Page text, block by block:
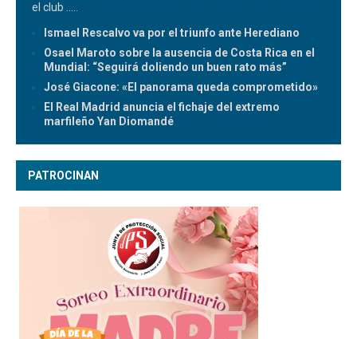
el club .....
Ismael Rescalvo va por el triunfo ante Herediano
Osael Maroto sobre la ausencia de Costa Rica en el
Mundial: “Seguirá doliendo un buen rato más”
José Giacone: «El panorama queda comprometido»
El Real Madrid anuncia el fichaje del extremo
marfileño Yan Diomandé
PATROCINAN